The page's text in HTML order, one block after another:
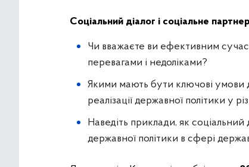
Соціальний діалог і соціальне
Чи вважаєте ви ефективним
перевагами і недоліками?
Якими мають бути ключові умови
реалізації державної політики у
Наведіть приклади, як
державної політики в сфері